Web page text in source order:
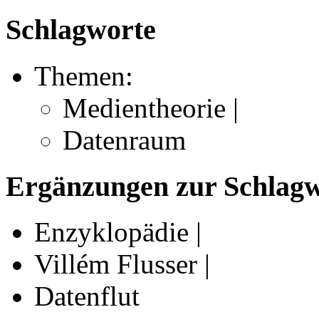
Schlagworte
Themen:
Medientheorie |
Datenraum
Ergänzungen zur
Enzyklopädie |
Villém Flusser |
Datenflut